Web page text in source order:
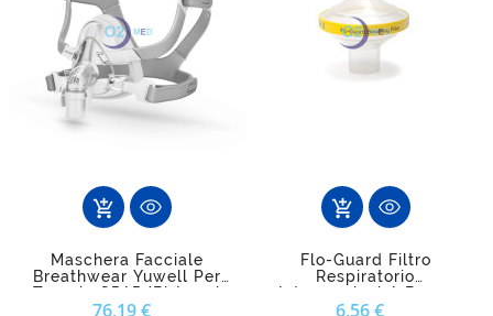
add_shopping_cart
Maschera Facciale
Breathwear Yuwell Per
Terapia CPAP/Bi-Level
76,19 €
add_shopping_cart
Flo-Guard Filtro
Respiratorio
Intersurgical A Bassa
Resistenza Per CPAP E
6,56 €